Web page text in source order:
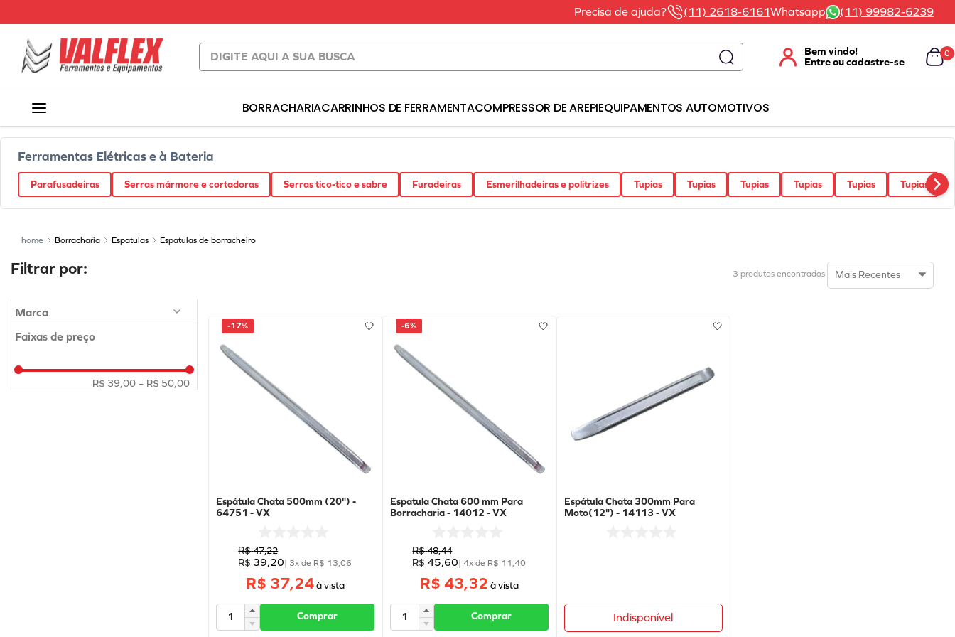
Precisa de ajuda? (11) 2618-6161Whatsapp (11) 99982-6239
Digite aqui a sua busca 0
BORRACHARIACARRINHOS DE FERRAMENTACOMPRESSOR DE AREPIEQUIPAMENTOS AUTOMOTIVOS
Ferramentas Elétricas e à Bateria
Parafusadeiras Serras mármore e cortadoras Serras tico-tico e sabre Furadeiras Esmerilhadeiras e politrizes Tupias Tupias Tupias Tupias Tupias Tupias
Borracharia Espatulas Espatulas de borracheiro
Marca
VX
Faixas de preço
R$ 39,00 – R$ 50,00
3 produtos Mais Recentes
-17%
Espátula Chata 500mm (20") -
64751 - VX
R$47,22
R$ 39,20| 3x de R$ 13,06
R$ 37,24
Comprar
-6%
Espatula Chata 600 mm Para
Borracharia - 14012 - VX
R$48,44
R$ 45,60|4x de R$ 11 ,40
R$ 43,32
Comprar
Espátula Chata 300mm Para
Moto(12") - 14113 - VX
Indisponível
1º
carrinho ferramenta
4º
válvula
5º
beta
10